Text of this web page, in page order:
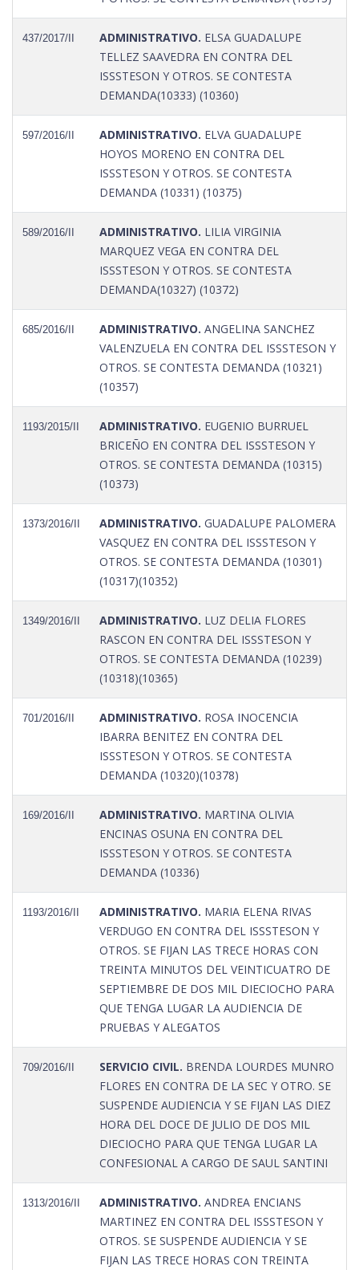
437/2017/II ADMINISTRATIVO. ELSA GUADALUPE
TELLEZ SAAVEDRA EN CONTRA DEL
ISSSTESON Y OTROS. SE CONTESTA
DEMANDA(10333) (10360)
597/2016/II ADMINISTRATIVO. ELVA GUADALUPE
HOYOS MORENO EN CONTRA DEL
ISSSTESON Y OTROS. SE CONTESTA
DEMANDA (10331) (10375)
589/2016/II ADMINISTRATIVO. LILIA VIRGINIA
MARQUEZ VEGA EN CONTRA DEL
ISSSTESON Y OTROS. SE CONTESTA
DEMANDA(10327) (10372)
685/2016/II ADMINISTRATIVO. ANGELINA SANCHEZ
VALENZUELA EN CONTRA DEL ISSSTESON Y
OTROS. SE CONTESTA DEMANDA (10321)
(10357)
1193/2015/II ADMINISTRATIVO. EUGENIO BURRUEL
BRICEÑO EN CONTRA DEL ISSSTESON Y
OTROS. SE CONTESTA DEMANDA (10315)
(10373)
1373/2016/II ADMINISTRATIVO. GUADALUPE PALOMERA
VASQUEZ EN CONTRA DEL ISSSTESON Y
OTROS. SE CONTESTA DEMANDA (10301)
(10317)(10352)
1349/2016/II ADMINISTRATIVO. LUZ DELIA FLORES
RASCON EN CONTRA DEL ISSSTESON Y
OTROS. SE CONTESTA DEMANDA (10239)
(10318)(10365)
701/2016/II ADMINISTRATIVO. ROSA INOCENCIA
IBARRA BENITEZ EN CONTRA DEL
ISSSTESON Y OTROS. SE CONTESTA
DEMANDA (10320)(10378)
169/2016/II ADMINISTRATIVO. MARTINA OLIVIA
ENCINAS OSUNA EN CONTRA DEL
ISSSTESON Y OTROS. SE CONTESTA
DEMANDA (10336)
1193/2016/II ADMINISTRATIVO. MARIA ELENA RIVAS
VERDUGO EN CONTRA DEL ISSSTESON Y
OTROS. SE FIJAN LAS TRECE HORAS CON
TREINTA MINUTOS DEL VEINTICUATRO DE
SEPTIEMBRE DE DOS MIL DIECIOCHO PARA
QUE TENGA LUGAR LA AUDIENCIA DE
PRUEBAS Y ALEGATOS
709/2016/II SERVICIO CIVIL. BRENDA LOURDES MUNRO
FLORES EN CONTRA DE LA SEC Y OTRO. SE
SUSPENDE AUDIENCIA Y SE FIJAN LAS DIEZ
HORA DEL DOCE DE JULIO DE DOS MIL
DIECIOCHO PARA QUE TENGA LUGAR LA
CONFESIONAL A CARGO DE SAUL SANTINI
1313/2016/II ADMINISTRATIVO. ANDREA ENCIANS
MARTINEZ EN CONTRA DEL ISSSTESON Y
OTROS. SE SUSPENDE AUDIENCIA Y SE
FIJAN LAS TRECE HORAS CON TREINTA